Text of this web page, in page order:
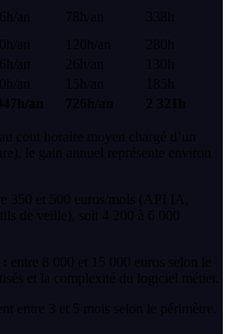
an 78h/an
338h
an 120h/an
280h
an 26h/an
130h
an 15h/an
185h
an 726h/an 2 321h
cout horaire moyen chargé d’un
le gain annuel représente environ
350 et 500 euros/mois (API IA,
de veille), soit 4 200 à 6 000
entre 8 000 et 15 000 euros selon le
et la complexité du logiciel métier.
entre 3 et 5 mois selon le périmètre.